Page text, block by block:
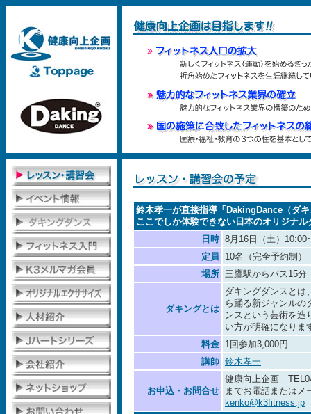
鈴木孝一が直接指導「DakingDance（ダ
ここでしか体験できない日本のオリジナ
日時 8月16日（土）
定員
10名（完全予約制）
場所 三鷹駅からバス15分
ダキングとは
ダキングダンスとは
ら踊る新ジャンルの
ンスという芸術を造
い方が明確になりま
料金 1回参加3,000円
講師 鈴木孝一
お申込・お問合せ
健康向上企画
までお電話またはメ
kenko@k3fitness.jp